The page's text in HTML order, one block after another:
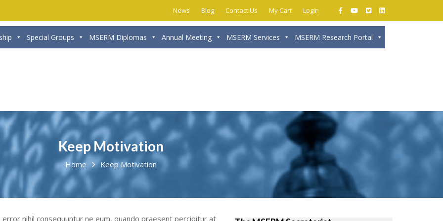
News Blog Contact Us My Cart Login
Special Groups MSERM Diplomas Annual Meeting MSERM Services MSERM Research Portal
Keep Motivation
Home Keep Motivation
nihil consequuntur ne eum, quando praesent percipitur at